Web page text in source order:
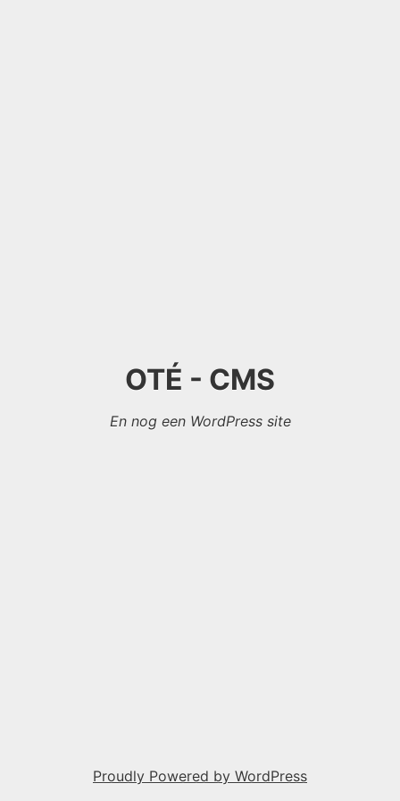
OTÉ - CMS
En nog een WordPress site
Proudly Powered by WordPress